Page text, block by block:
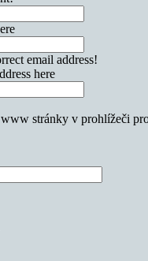
email address!
here
stránky v prohlížeči